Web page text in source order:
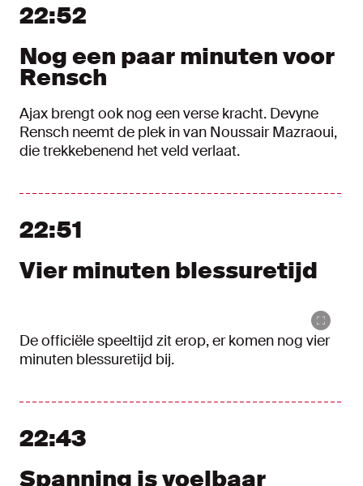
22:52
Nog een paar minuten voor
Rensch
Ajax brengt ook nog een verse kracht. Devyne
Rensch neemt de plek in van Noussair Mazraoui,
die trekkebenend het veld verlaat.
22:51
Vier minuten blessuretijd
De officiële speeltijd zit erop, er komen nog vier
minuten blessuretijd bij.
22:43
Spanning is voelbaar